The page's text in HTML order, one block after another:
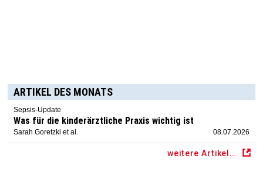
ARTIKEL DES MONATS
Sepsis-Update
Was für die kinderärztliche Praxis wichtig ist
Sarah Goretzki et al. 08.07.2026
weitere Artikel...